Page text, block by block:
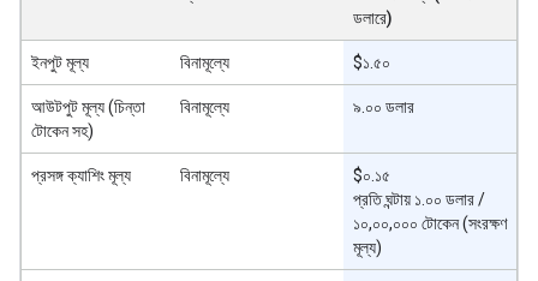
ডলারে)
ইনপুট মূল্য বিনামূল্যে $১.৫০
আউটপুট মূল্য (চিন্তা
টোকেন সহ)
বিনামূল্যে ৯.০০ ডলার
প্রসঙ্গ ক্যাশিং মূল্য বিনামূল্যে
$০.১৫
প্রতি ঘন্টায় ১.০০ ডলার /
১০,০০,০০০ টোকেন (সংরক্ষণ
মূল্য)